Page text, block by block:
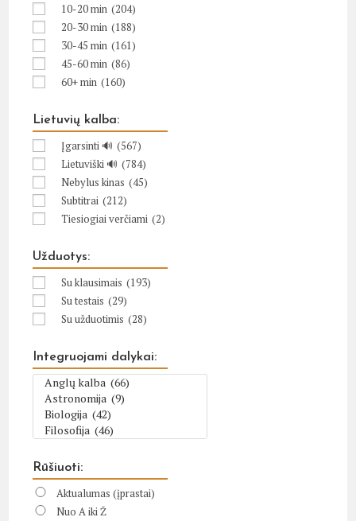
10-20 min (204)
20-30 min (188)
30-45 min (161)
45-60 min (86)
60+ min (160)
Lietuvių kalba:
Įgarsinti 🔊 (567)
Lietuviški 🔊 (784)
Nebylus kinas (45)
Subtitrai (212)
Tiesiogiai verčiami (2)
Užduotys:
Su klausimais (193)
Su testais (29)
Su užduotimis (28)
Integruojami dalykai:
Rūšiuoti:
Aktualumas (įprastai)
Nuo A iki Ž